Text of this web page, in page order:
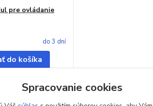
pre ovládanie
do 3 dní
do košíka
Spracovanie cookies